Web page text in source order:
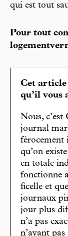
qui est tout
Pour tout
Cet article
qu’il vous
Nous,
journal
férocement
qu’on
en totale
fonctionne
ficelle et
journaux
jour plus
n’a pas
n’ayant